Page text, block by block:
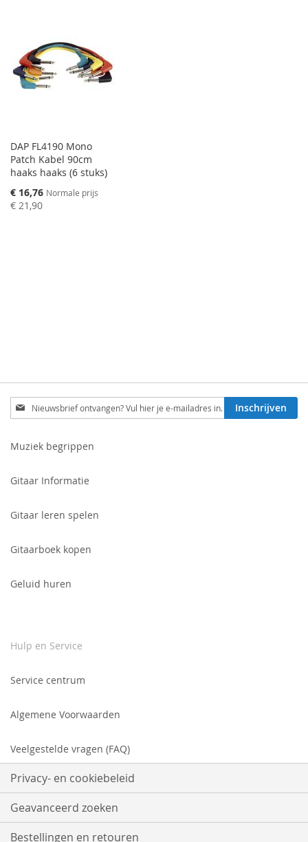
DAP FL4190 Mono
Patch Kabel 90cm
haaks haaks (6 stuks)
Speciale
prijs
€ 16,76 Normale prijs
€ 21,90
Schrijf
je
voor
Inschrijven
Muziek begrippen
Gitaar Informatie
Gitaar leren spelen
Gitaarboek kopen
Geluid huren
Hulp en Service
Service centrum
Algemene Voorwaarden
Veelgestelde vragen (FAQ)
Privacy- en cookiebeleid
Geavanceerd zoeken
Bestellingen en retouren